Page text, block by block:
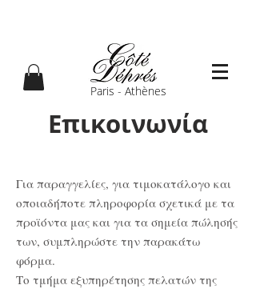
Paris - Athènes
Επικοινωνία
Για παραγγελίες, για τιμοκατάλογο και
οποιαδήποτε πληροφορία σχετικά με τα
προϊόντα μας και για τα σημεία πώλησής
των, συμπληρώστε την παρακάτω
φόρμα.
Το τμήμα εξυπηρέτησης πελατών της